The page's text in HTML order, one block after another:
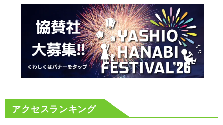
アクセスランキング